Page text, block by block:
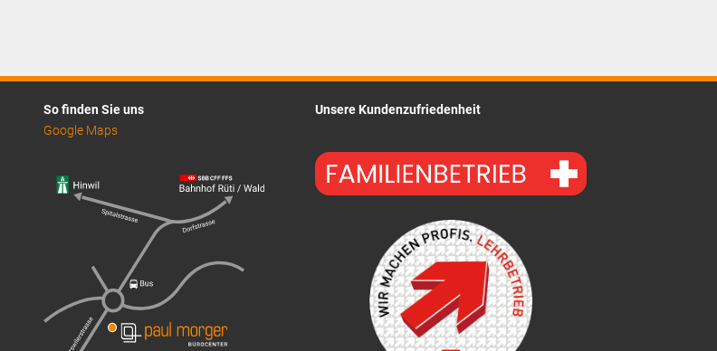
So finden Sie uns
Google Maps
Unsere Kundenzufriedenheit